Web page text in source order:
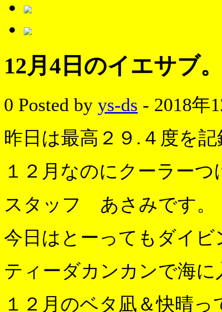
12月4日のイエサブ
0 Posted by ys-ds - 2018年
昨日は最高２９.４度を
１２月なのにクーラー
スタッフ あさみです。
今日はとーってもダイ
ティーダカンカンで海
１２月のベタ凪＆快晴